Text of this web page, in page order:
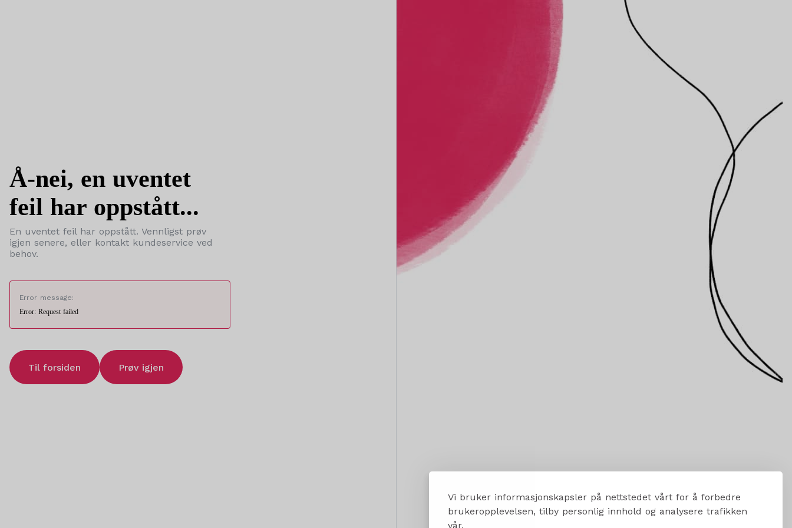
Vi bruker informasjonskapsler på nettstedet vårt for å forbedre
brukeropplevelsen, tilby personlig innhold og analysere trafikken
vår.
Å-nei, en uventet
feil har oppstått...
En uventet feil har oppstått. Vennligst prøv
igjen senere, eller kontakt kundeservice ved
behov.
Error message:
Error: Request failed
Til forsiden Prøv igjen